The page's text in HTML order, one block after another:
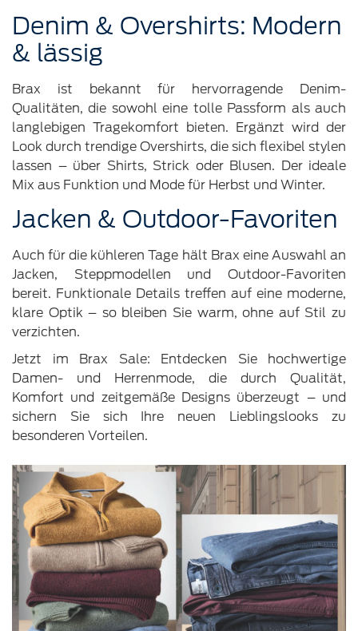
Denim & Overshirts: Modern
& lässig
Brax ist bekannt für hervorragende Denim-
Qualitäten, die sowohl eine tolle Passform als auch
langlebigen Tragekomfort bieten. Ergänzt wird der
Look durch trendige Overshirts, die sich flexibel stylen
lassen – über Shirts, Strick oder Blusen. Der ideale
Mix aus Funktion und Mode für Herbst und Winter.
Jacken & Outdoor-Favoriten
Auch für die kühleren Tage hält Brax eine Auswahl an
Jacken, Steppmodellen und Outdoor-Favoriten
bereit. Funktionale Details treffen auf eine moderne,
klare Optik – so bleiben Sie warm, ohne auf Stil zu
verzichten.
Jetzt im Brax Sale: Entdecken Sie hochwertige
Damen- und Herrenmode, die durch Qualität,
Komfort und zeitgemäße Designs überzeugt – und
sichern Sie sich Ihre neuen Lieblingslooks zu
besonderen Vorteilen.